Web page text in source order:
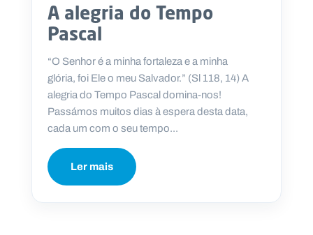
A alegria do Tempo
Pascal
“O Senhor é a minha fortaleza e a minha
glória, foi Ele o meu Salvador.” (Sl 118, 14) A
alegria do Tempo Pascal domina-nos!
Passámos muitos dias à espera desta data,
cada um com o seu tempo...
Ler mais